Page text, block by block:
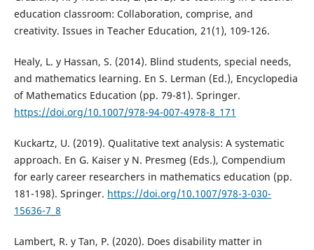
education classroom: Collaboration, comprise, and
creativity. Issues in Teacher Education, 21(1), 109-126.
Healy, L. y Hassan, S. (2014). Blind students, special needs,
and mathematics learning. En S. Lerman (Ed.), Encyclopedia
of Mathematics Education (pp. 79-81). Springer.
https://doi.org/10.1007/978-94-007-4978-8_171
Kuckartz, U. (2019). Qualitative text analysis: A systematic
approach. En G. Kaiser y N. Presmeg (Eds.), Compendium
for early career researchers in mathematics education (pp.
181-198). Springer. https://doi.org/10.1007/978-3-030-
15636-7_8
Lambert, R. y Tan, P. (2020). Does disability matter in